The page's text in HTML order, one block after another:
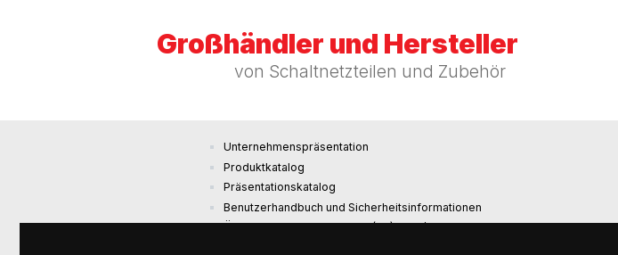
Großhändler und Hersteller
von Schaltnetzteilen und Zubehör
Unternehmenspräsentation
Produktkatalog
Präsentationskatalog
Benutzerhandbuch und Sicherheitsinformationen
Ökodesign-Anforderungen (EU) 2019/1782